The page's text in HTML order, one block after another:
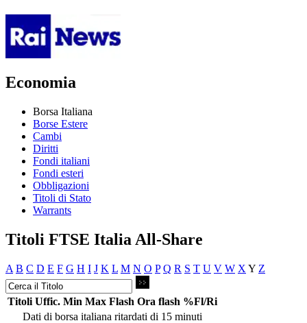
Economia
Borsa Italiana
Borse Estere
Cambi
Diritti
Fondi italiani
Fondi esteri
Obbligazioni
Titoli di Stato
Warrants
Titoli FTSE Italia All-Share
A B C D E F G H I J K L M N O P Q R S T U V W X Y Z
Titoli Uffic. Min Max Flash Ora flash %Fl/Ri
Dati di borsa italiana ritardati di 15 minuti